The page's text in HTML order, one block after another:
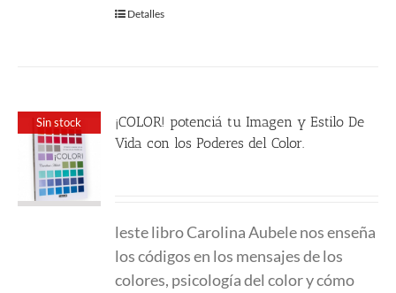
Detalles
Sin stock
¡COLOR! potenciá tu Imagen y Estilo De
Vida con los Poderes del Color.
leste libro Carolina Aubele nos enseña
los códigos en los mensajes de los
colores, psicología del color y cómo